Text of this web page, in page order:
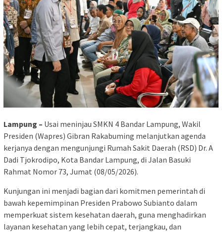
Lampung – Usai meninjau SMKN 4 Bandar Lampung, Wakil
Presiden (Wapres) Gibran Rakabuming melanjutkan agenda
kerjanya dengan mengunjungi Rumah Sakit Daerah (RSD) Dr. A
Dadi Tjokrodipo, Kota Bandar Lampung, di Jalan Basuki
Rahmat Nomor 73, Jumat (08/05/2026).
Kunjungan ini menjadi bagian dari komitmen pemerintah di
bawah kepemimpinan Presiden Prabowo Subianto dalam
memperkuat sistem kesehatan daerah, guna menghadirkan
layanan kesehatan yang lebih cepat, terjangkau, dan